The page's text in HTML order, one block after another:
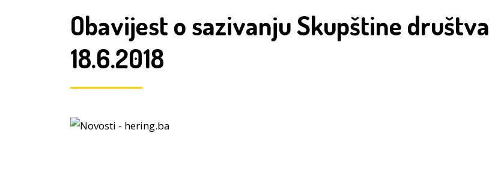
Obavijest o sazivanju Skupštine društva
18.6.2018